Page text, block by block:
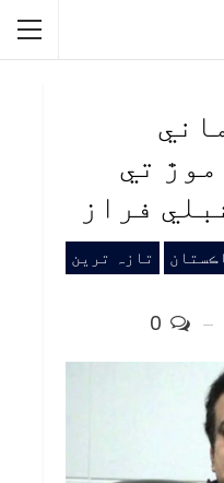
تي
فراز
تازہ ترین